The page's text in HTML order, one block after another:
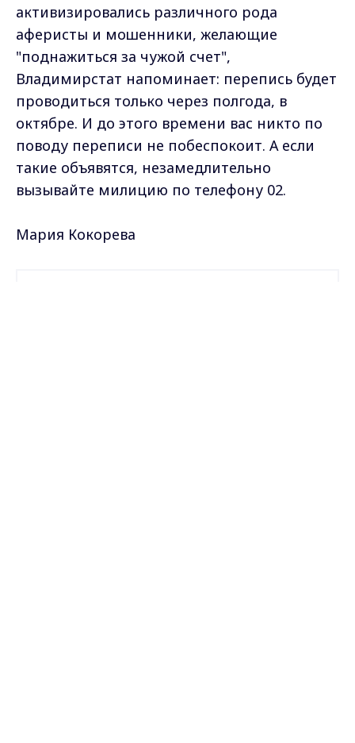
активизировались различного рода
аферисты и мошенники, желающие
"поднажиться за чужой счет",
Владимирстат напоминает: перепись будет
проводиться только через полгода, в
октябре. И до этого времени вас никто по
поводу переписи не побеспокоит. А если
такие объявятся, незамедлительно
вызывайте милицию по телефону 02.
Мария Кокорева